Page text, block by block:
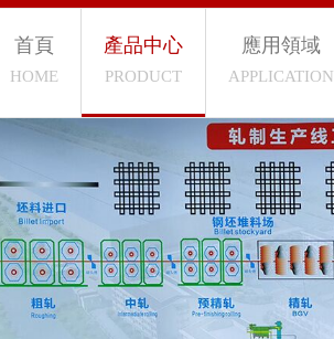
首頁
HOME
產品中心
PRODUCT
應用領域
APPLICATION